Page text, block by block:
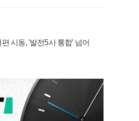
시동, '발전5사 통합' 넘어